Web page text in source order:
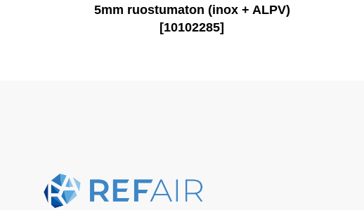
5mm ruostumaton (inox + ALPV)
[10102285]